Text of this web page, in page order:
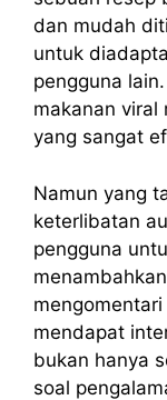
dan mudah
untuk
pengguna
makanan viral
yang sangat
Namun yang
keterlibatan
pengguna
mendapat
bukan hanya
soal